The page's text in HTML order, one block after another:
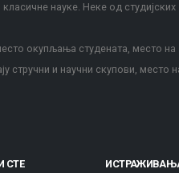
класичне науке. Неке од студијских
окупљања студената, место на
стручни и научни скупови, место
СТЕ